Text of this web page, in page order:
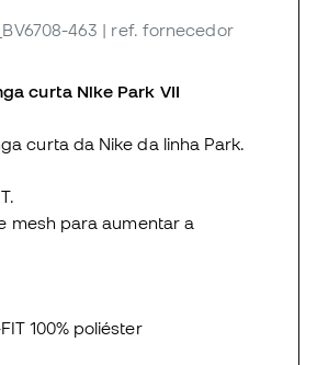
463 | ref. fornecedor
curta Nike Park VII
curta da Nike da linha Park.
mesh para aumentar a
100% poliéster